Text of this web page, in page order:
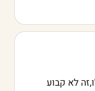
לא קבוע